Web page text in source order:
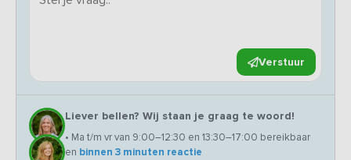
Verstuur
Liever bellen? Wij staan je graag te woord!
• Ma t/m vr van 9:00–12:30 en 13:30–17:00 bereikbaar
en binnen 3 minuten reactie